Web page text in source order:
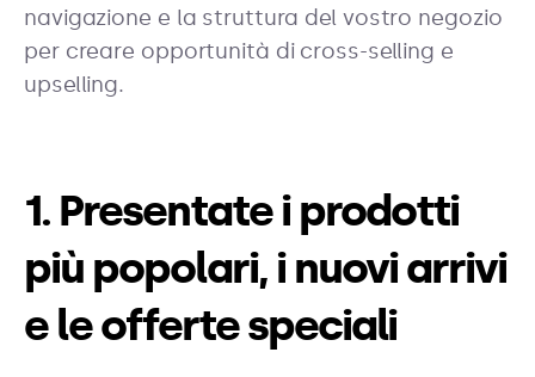
navigazione e la struttura del vostro negozio
per creare opportunità di cross-selling e
upselling.
1. Presentate i prodotti
più popolari, i nuovi arrivi
e le offerte speciali